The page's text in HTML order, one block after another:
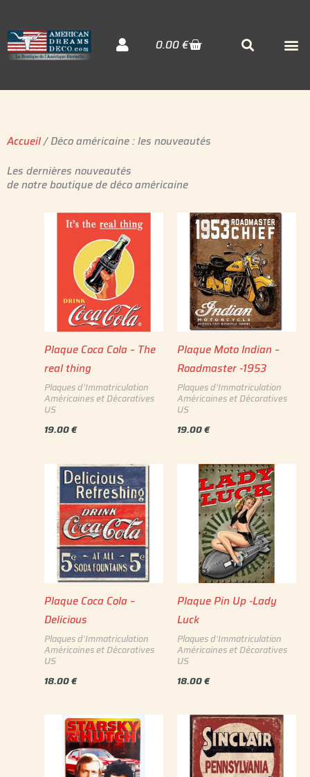
au
contenu
0.00€Cart
Accueil/ Déco américaine : les nouveautés
Les dernières nouveautés
de notre boutique de déco américaine
Plaque Coca Cola – The
real thing
Plaques d'Immatriculation
Américaines et Décoratives
US
19.00€
Plaque Moto Indian –
Roadmaster -1953
Plaques d'Immatriculation
Américaines et Décoratives
US
19.00€
Plaque Coca Cola –
Delicious
Plaques d'Immatriculation
Américaines et Décoratives
US
18.00€
Plaque Pin Up -Lady
Luck
Plaques d'Immatriculation
Américaines et Décoratives
US
18.00€